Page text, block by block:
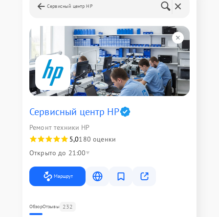
Сервисный центр HP
Сервисный центр HP
Ремонт техники HP
5,0180 оценки
Открыто до 21:00
Маршрут
ОбзорОтзывы 232